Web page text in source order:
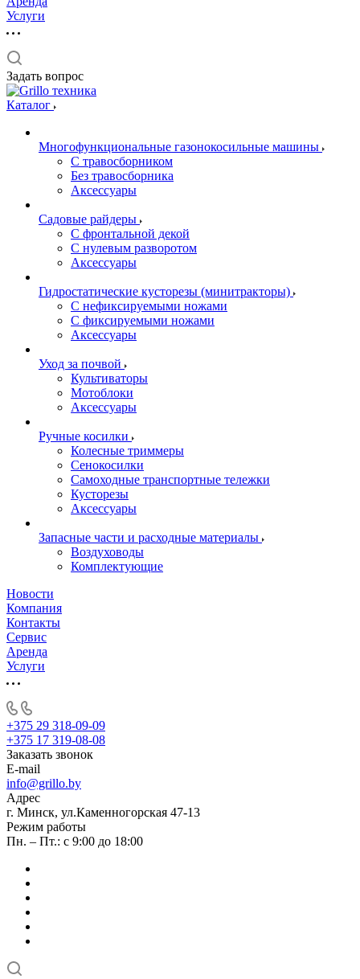
Услуги
Задать вопрос
Каталог
Многофункциональные газонокосильные машины
С травосборником
Без травосборника
Аксессуары
Садовые райдеры
С фронтальной декой
С нулевым разворотом
Аксессуары
Гидростатические кусторезы (минитракторы)
С нефиксируемыми ножами
С фиксируемыми ножами
Аксессуары
Уход за почвой
Культиваторы
Мотоблоки
Аксессуары
Ручные косилки
Колесные триммеры
Сенокосилки
Самоходные транспортные тележки
Кусторезы
Аксессуары
Запасные части и расходные материалы
Воздуховоды
Комплектующие
Новости
Компания
Контакты
Сервис
Аренда
Услуги
+375 29 318-09-09
+375 17 319-08-08
Заказать звонок
E-mail
info@grillo.by
Адрес
г. Минск, ул.Каменногорская 47-13
Режим работы
Пн. – Пт.: с 9:00 до 18:00